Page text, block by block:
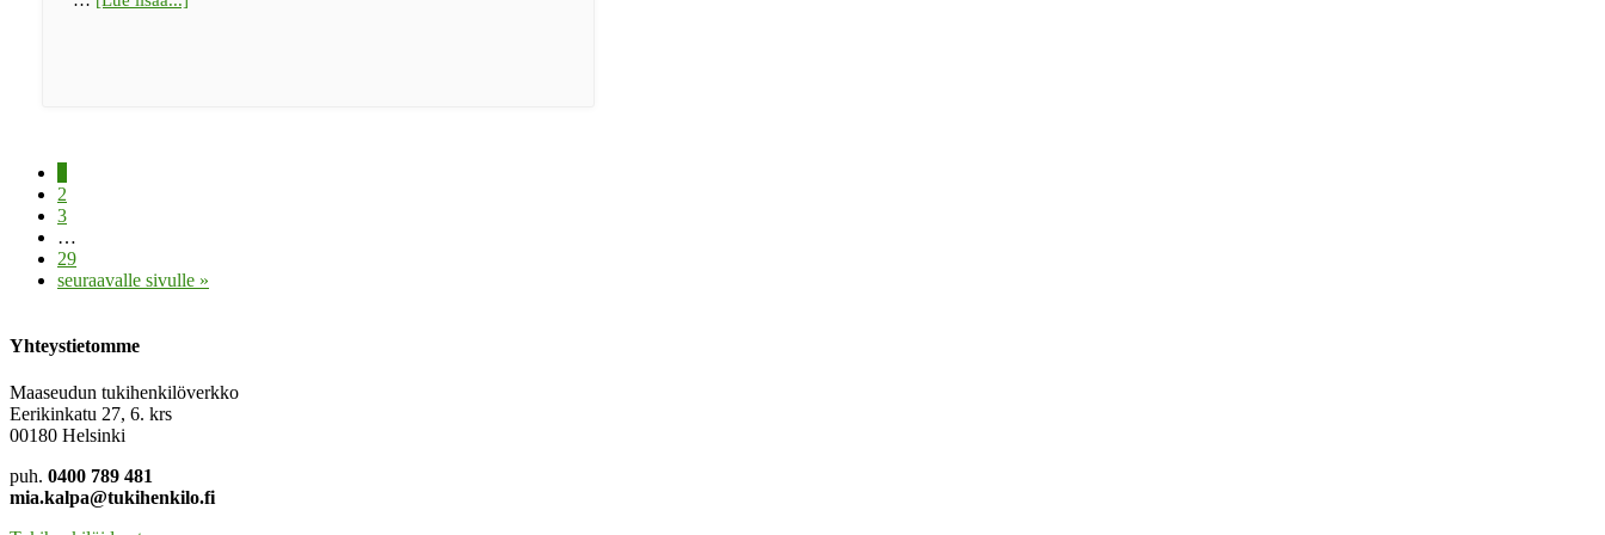
Sivu
2
Sivu
3
jätetty
pois
…
Sivu
29
Siirry
seuraavalle sivulle »
Yhteystietomme
Maaseudun tukihenkilöverkko
Eerikinkatu 27, 6. krs
00180 Helsinki
puh. 0400 789 481
mia.kalpa@tukihenkilo.fi